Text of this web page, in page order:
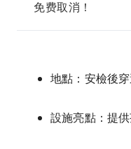
免费取消！
地點：安檢後
設施亮點：提